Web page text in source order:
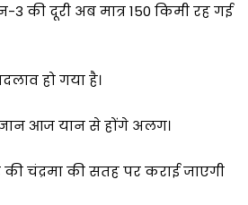
3 की दूरी अब मात्र 150 किमी रह गई
हो गया है।
आज यान से होंगे अलग।
चंद्रमा की सतह पर कराई जाएगी